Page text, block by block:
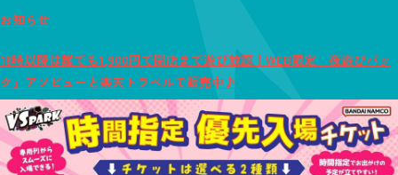
お知らせ
18時以降は誰でも1,900円で閉店まで遊び放題！WEB限定「夜遊びパッ
ク」アソビューと楽天トラベルで販売中♪